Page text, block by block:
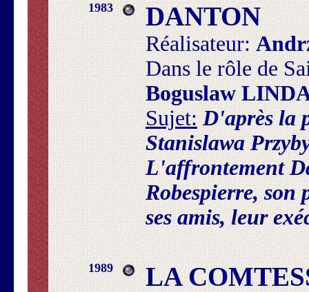
1983 DANTON
Réalisateur:
Dans le rôle de
Boguslaw
Sujet: D'après la
Stanislawa
L'affrontement
Robespierre, son
ses amis, leur
1989
LA